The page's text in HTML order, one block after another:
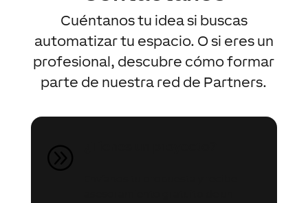
Cuéntanos tu idea si buscas
automatizar tu espacio. O si eres un
profesional, descubre cómo formar
parte de nuestra red de Partners.